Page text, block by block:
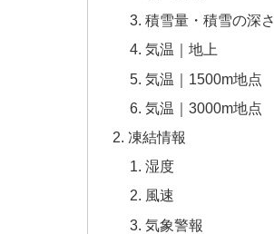
積雪量・積雪の深さ
気温｜地上
気温｜1500m地点
気温｜3000m地点
凍結情報
湿度
風速
気象警報